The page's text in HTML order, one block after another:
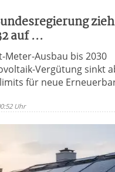
auf ...
Meter-Ausbau bis 2030
Vergütung sinkt
für neue
Uhr